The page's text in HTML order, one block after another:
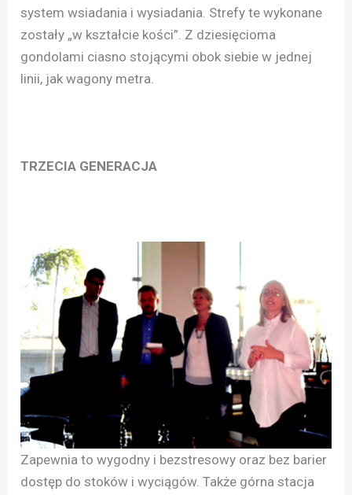
system wsiadania i wysiadania. Strefy te wykonane
zostały „w kształcie kości”. Z dziesięcioma
gondolami ciasno stojącymi obok siebie w jednej
linii, jak wagony metra.
TRZECIA GENERACJA
Zapewnia to wygodny i bezstresowy oraz bez barier
dostęp do stoków i wyciągów. Także górna stacja